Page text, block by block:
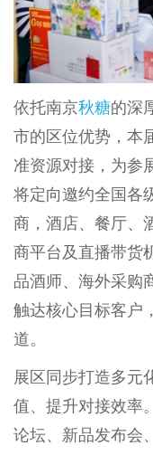
依托南京秋糖的深
市的区位优势，本
准资源对接，为参
将定向邀约全国各
商，酒店、餐厅、
商平台及直播带货
品酒师、海外采购
触达核心目标客户
道。
展区同步打造多元
值、提升对接效率
论坛、新品发布会